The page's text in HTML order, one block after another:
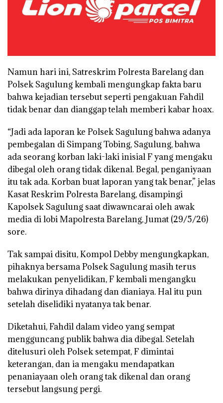
Namun hari ini, Satreskrim Polresta Barelang dan
Polsek Sagulung kembali mengungkap fakta baru
bahwa kejadian tersebut seperti pengakuan Fahdil
tidak benar dan dianggap telah memberi kabar hoax.
“Jadi ada laporan ke Polsek Sagulung bahwa adanya
pembegalan di Simpang Tobing, Sagulung, bahwa
ada seorang korban laki-laki inisial F yang mengaku
dibegal oleh orang tidak dikenal. Begal, penganiyaan
itu tak ada. Korban buat laporan yang tak benar,” jelas
Kasat Reskrim Polresta Barelang, disampingi
Kapolsek Sagulung saat diwawncarai oleh awak
media di lobi Mapolresta Barelang, Jumat (29/5/26)
sore.
Tak sampai disitu, Kompol Debby mengungkapkan,
pihaknya bersama Polsek Sagulung masih terus
melakukan penyelidikan, F kembali mengangku
bahwa dirinya dihadang dan dianiaya. Hal itu pun
setelah diselidiki nyatanya tak benar.
Diketahui, Fahdil dalam video yang sempat
mengguncang publik bahwa dia dibegal. Setelah
ditelusuri oleh Polsek setempat, F dimintai
keterangan, dan ia mengaku mendapatkan
penaniayaan oleh orang tak dikenal dan orang
tersebut langsung pergi.